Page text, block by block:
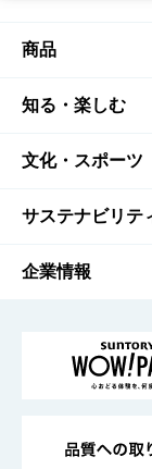
商品
商品TOP
商品一覧
商品発売情報
栄養成分一覧
知る・楽しむ
知る・楽しむ
キャンペーン
工場見学
地域情報
文化・スポーツ
文化・スポー
サントリーホ
サントリー
サステナビリテ
サステナビリ
サントリー
企業情報
企業概要